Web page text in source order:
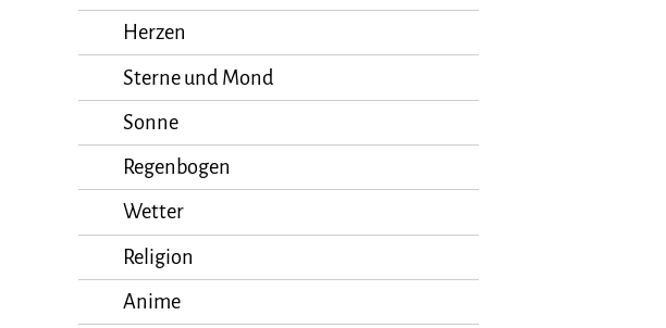
Herzen
Sterne und Mond
Sonne
Regenbogen
Wetter
Religion
Anime